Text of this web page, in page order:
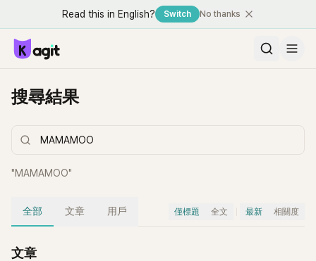
Read this in English? Switch No thanks
搜尋結果
"MAMAMOO"
全部 文章 用戶 僅標題 全文 最新 相關度
文章